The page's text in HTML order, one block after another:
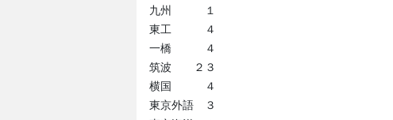
九州 １
東工 ４
一橋 ４
筑波 ２３
横国 ４
東京外語 ３